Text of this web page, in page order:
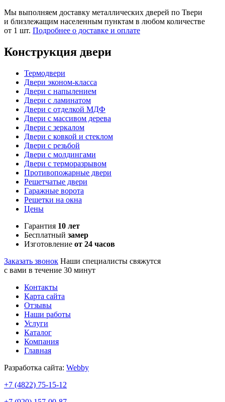
Мы выполняем доставку металлических дверей по Твери
и близлежащим населенным пунктам в любом количестве
от 1 шт. Подробнее о доставке и оплате
Конструкция двери
Термодвери
Двери эконом-класса
Двери с напылением
Двери с ламинатом
Двери с отделкой МДФ
Двери с массивом дерева
Двери с зеркалом
Двери с ковкой и стеклом
Двери с резьбой
Двери с молдингами
Двери с терморазрывом
Противопожарные двери
Решетчатые двери
Гаражные ворота
Решетки на окна
Цены
Гарантия 10 лет
Бесплатный замер
Изготовление от 24 часов
Заказать звонок Наши специалисты свяжутся
с вами в течение 30 минут
Контакты
Карта сайта
Отзывы
Наши работы
Услуги
Каталог
Компания
Главная
Разработка сайта: Webby
+7 (4822) 75-15-12